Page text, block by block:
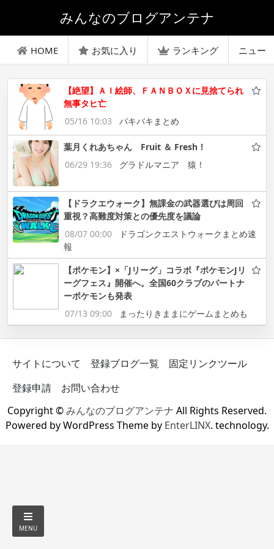
みんなのブログアンテナ
HOME お気に入り ランキング ニュー
【絶望】ＡＩ絵師、ＦＡＮＢＯＸに見捨てられ
無事タヒ亡
05/16 10:03
バキバキまとめ
葉月くれあちゃん Fruit ＆ Fresh！
06/29 19:36
グラドルマニア 猿！
【ドラクエウォーク】無課金の武器選びは周回
重視？高難度対策との優先度を議論
08/07 00:00
ドラゴンクエストウォークまとめ速
報
【ポケモン】×「Jリーグ」コラボ『ポケモンJリ
ーグフェス』開催へ。全国60クラブのパートナ
ーポケモンも発表
07/13 09:00
まったりきままにゲームまとめも
サイトについて 登録ブログ一覧
固定リンクツール
登録申請
お問い合わせ
Copyright ©みんなのブログアンテナ All Rights Reserved.
Powered by WordPress Theme by EnterLINX. technology.
MENU